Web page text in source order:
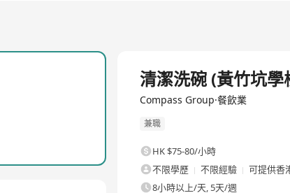
清潔洗碗 (黃竹坑學
Compass Group·餐飲業
兼職
HK $75-80/小時
不限學歷
不限經驗
可提供香
8小時以上/天, 5天/週